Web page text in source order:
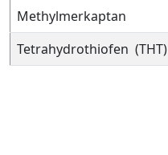
Methylmerkaptan
Tetrahydrothiofen (THT)